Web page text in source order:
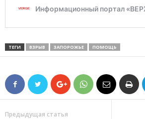
ТЕГИ ВЗРЫВ ЗАПОРОЖЬЕ ПОМОЩЬ
Предыдущая статья